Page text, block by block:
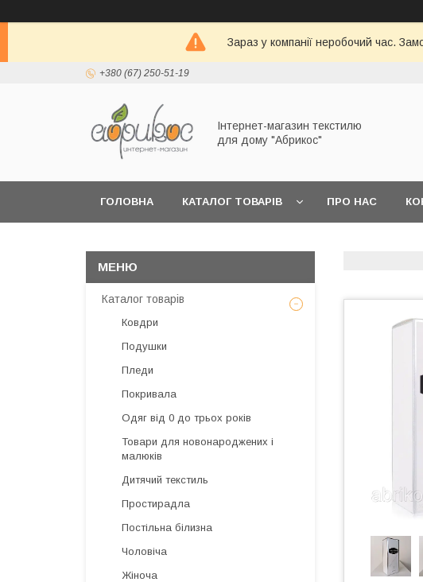
Зараз у компанії неробочий час.
+380 (67) 250-51-19
Інтернет-магазин текстилю
для дому "Абрикос"
ГОЛОВНА КАТАЛОГ ТОВАРІВ ПРО НАС
Каталог товарів
Ковдри
Подушки
Пледи
Покривала
Одяг від 0 до трьох років
Товари для новонароджених і
малюків
Дитячий текстиль
Простирадла
Постільна білизна
Чоловіча
Жіноча